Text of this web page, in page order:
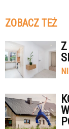
ZOBACZ TEŻ